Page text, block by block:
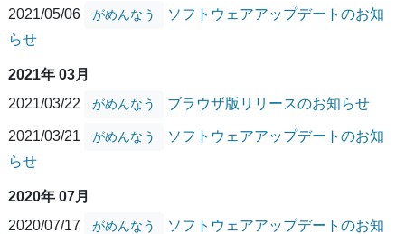
2021/05/06
がめんなう
ソフトウェアアップデートのお知
らせ
2021年 03月
2021/03/22
がめんなう ブラウザ版リリースのお知らせ
2021/03/21 がめんなう
ソフトウェアアップデートのお知
らせ
2020年 07月
2020/07/17
がめんなう
ソフトウェアアップデートのお知